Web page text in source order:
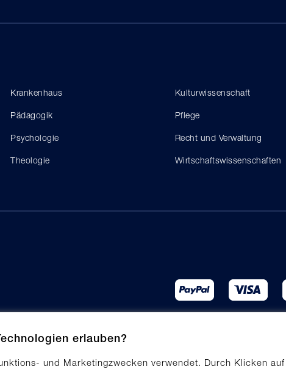
erlauben?
und Marketingzwecken verwendet. Durch Klicken
Krankenhaus Kulturwissenschaft
Pädagogik Pflege
Psychologie Recht und Verwaltung
Theologie Wirtschaftswissenschaften